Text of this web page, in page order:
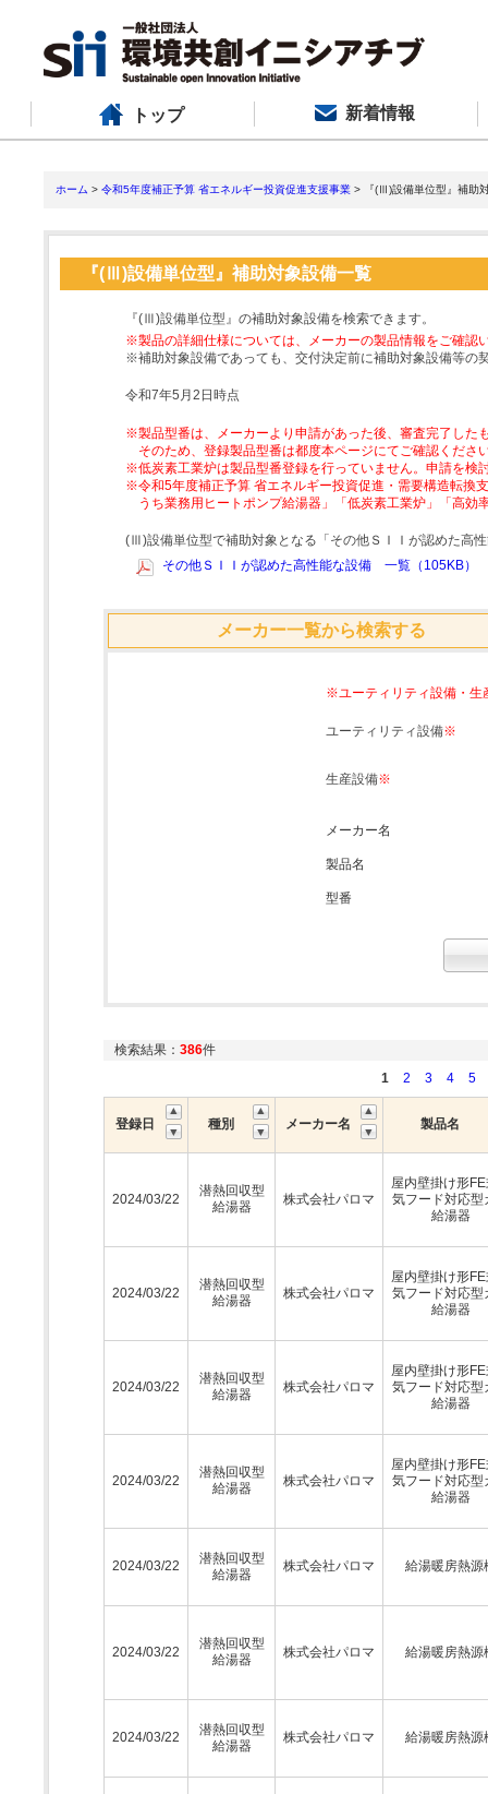
トップ 新着情報
ホーム > 令和5年度補正予算 省エネルギー投資促進支援事業 > 『(Ⅲ)設備単位型』補助
『(Ⅲ)設備単位型』補助対象設備一覧
『(Ⅲ)設備単位型』の補助対象設備を検索できます。
※製品の詳細仕様については、メーカーの製品情報をご確認
※補助対象設備であっても、交付決定前に補助対象設備等の
令和7年5月2日時点
※製品型番は、メーカーより申請があった後、審査完了した
そのため、登録製品型番は都度本ページにてご確認くださ
※低炭素工業炉は製品型番登録を行っていません。申請を検
※令和5年度補正予算 省エネルギー投資促進・需要構造転換
うち業務用ヒートポンプ給湯器」「低炭素工業炉」「高
(Ⅲ)設備単位型で補助対象となる「その他ＳＩＩが認めた高
その他ＳＩＩが認めた高性能な設備 一覧（105KB）
メーカー一覧から検索する
※ユーティリティ設備・生
ユーティリティ設備※
生産設備※
メーカー名
製品名
型番
検索結果： 386件
1
2 3 4 5
登録日 種別 メーカー名 製品名
2024/03/22
潜熱回収型
給湯器
株式会社パロマ
屋内壁掛け形
気フード対応型
給湯器
2024/03/22
潜熱回収型
給湯器
株式会社パロマ
屋内壁掛け形
気フード対応型
給湯器
2024/03/22
潜熱回収型
給湯器
株式会社パロマ
屋内壁掛け形
気フード対応型
給湯器
2024/03/22
潜熱回収型
給湯器
株式会社パロマ
屋内壁掛け形
気フード対応型
給湯器
2024/03/22
潜熱回収型
給湯器
株式会社パロマ 給湯暖房熱源
2024/03/22
潜熱回収型
給湯器
株式会社パロマ 給湯暖房熱源
2024/03/22
潜熱回収型
給湯器
株式会社パロマ 給湯暖房熱源